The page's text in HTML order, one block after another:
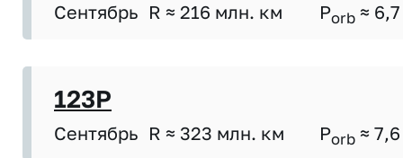
Сентябрь R ≈ 216 млн. км Porb ≈ 6,7
123P
Сентябрь R ≈ 323 млн. км Porb ≈ 7,6